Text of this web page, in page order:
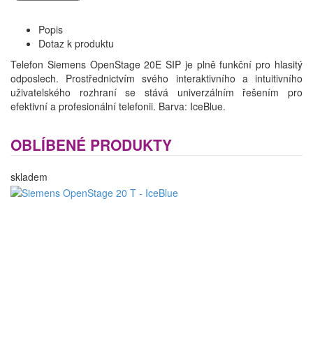
Popis
Dotaz k produktu
Telefon Siemens OpenStage 20E SIP je plně funkční pro hlasitý
odposlech. Prostřednictvím svého interaktivního a intuitivního
uživatelského rozhraní se stává univerzálním řešením pro
efektivní a profesionální telefonii. Barva: IceBlue.
OBLÍBENÉ PRODUKTY
skladem